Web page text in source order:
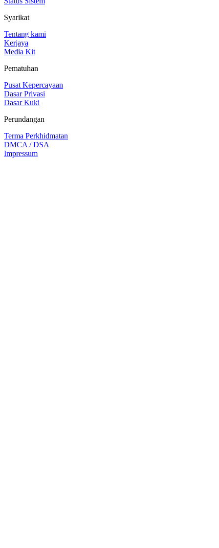
Syarikat
Tentang kami
Kerjaya
Media Kit
Pematuhan
Pusat Kepercayaan
Dasar Privasi
Dasar Kuki
Perundangan
Terma Perkhidmatan
DMCA / DSA
Impressum